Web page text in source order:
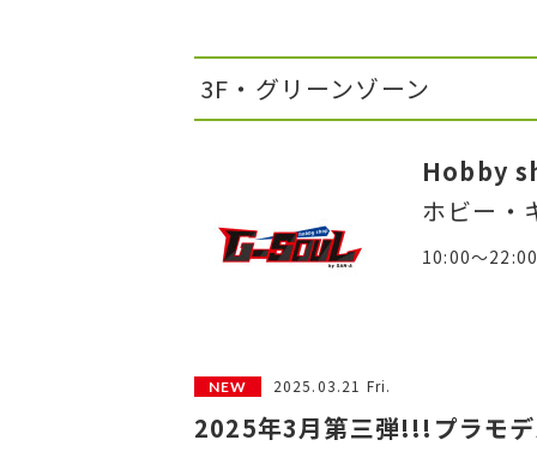
3F・グリーンゾーン
Hobby
ホビー・
10:00～
2025.03.21 Fri.
2025年3月第三弾!!!プラモ